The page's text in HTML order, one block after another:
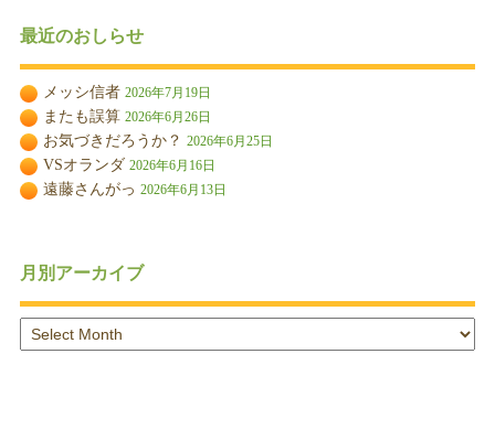
最近のおしらせ
メッシ信者 2026年7月19日
またも誤算 2026年6月26日
お気づきだろうか？ 2026年6月25日
VSオランダ 2026年6月16日
遠藤さんがっ 2026年6月13日
月別アーカイブ